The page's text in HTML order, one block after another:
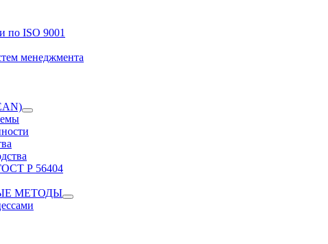
по ISO 9001
менеджмента
Р 56404
МЕТОДЫ